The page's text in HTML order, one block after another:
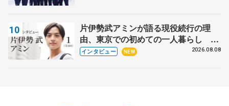
片伊勢武アミンが語る現役続行の理
由、東京での初めての一人暮らし 注
目スケーターの「今」に迫る
インタビュー NEW 2026.08.08